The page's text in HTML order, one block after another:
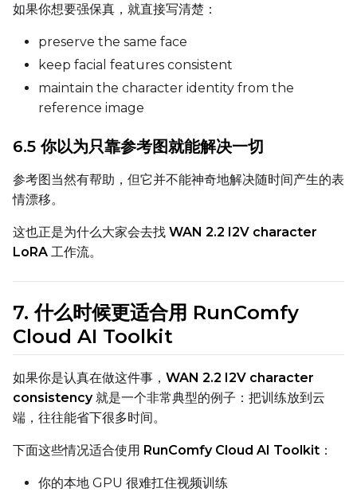
LoRA Scale
Width
Height
如果你想要强保真，就直接写清楚：
preserve the same face
keep facial features consistent
maintain the character identity from the
reference image
6.5 你以为只靠参考图就能解决一切
参考图当然有帮助，但它并不能神奇地解决随时间产生的表
情漂移。
这也正是为什么大家会去找 WAN 2.2 I2V character
LoRA 工作流。
7. 什么时候更适合用 RunComfy
Cloud AI Toolkit
如果你是认真在做这件事， WAN 2.2 I2V character
consistency就是一个非常典型的例子：把训练放到云
端，往往能省下很多时间。
下面这些情况适合使用 RunComfy Cloud AI Toolkit ：
你的本地 GPU 很难扛住视频训练